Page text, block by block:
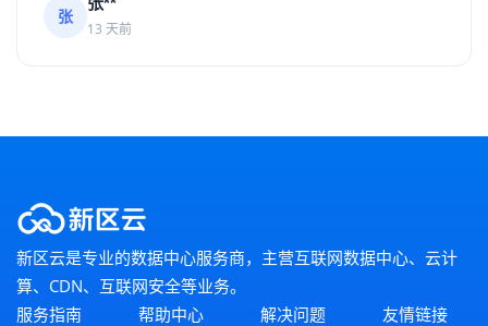
张
13 天前
新区云是专业的数据中心服务商，主营互联网数据中心、云计
算、CDN、互联网安全等业务。
服务指南
帮助中心 解决问题 友情链接